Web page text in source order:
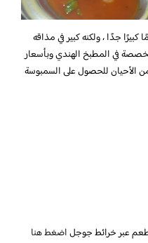
جدًا ، ولكنه كبير في مذاقه
في المطبخ الهندي وبأسعار
الأحيان للحصول على السمبوسة
عبر خرائط جوجلاضغط هنا